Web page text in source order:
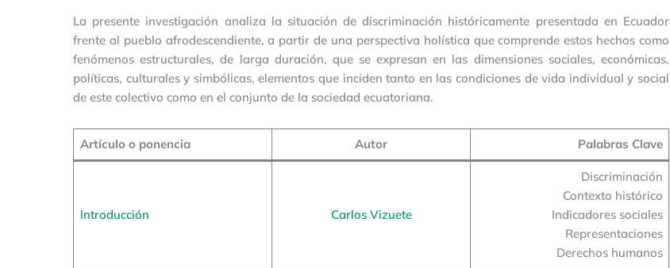
La presente investigación analiza la situación de discriminación históricamente presentada en Ecuador
frente al pueblo afrodescendiente, a partir de una perspectiva holística que comprende estos hechos como
fenómenos estructurales, de larga duración, que se expresan en las dimensiones sociales, económicas,
políticas, culturales y simbólicas, elementos que inciden tanto en las condiciones de vida individual y social
de este colectivo como en el conjunto de la sociedad ecuatoriana.
Artículo o ponencia Autor Palabras Clave
Introducción Carlos Vizuete
Discriminación
Contexto histórico
Indicadores sociales
Representaciones
Derechos humanos